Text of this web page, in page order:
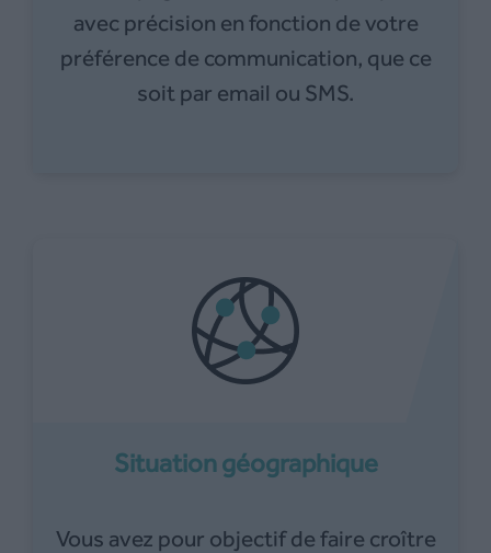
avec précision en fonction de votre
préférence de communication, que ce
soit par email ou SMS.
Situation géographique
Vous avez pour objectif de faire croître